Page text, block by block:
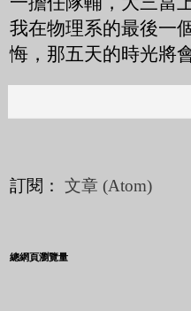
我在物理系的最後一
悔，那五天的時光將
訂閱： 文章 (Atom)
總網頁瀏覽量